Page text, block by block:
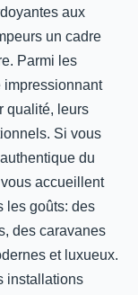
aux
un cadre
Parmi les
impressionnant
qualité, leurs
Si vous
du
accueillent
les goûts: des
des caravanes
et luxueux.
installations